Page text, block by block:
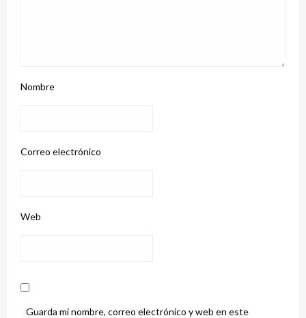
Nombre
Correo electrónico
Web
Guarda mi nombre, correo electrónico y web en este